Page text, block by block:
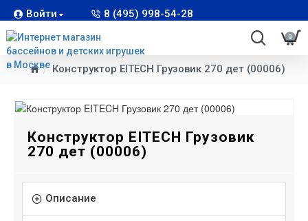
Войти 8 (495) 998-54-28
0
Конструктор EITECH Грузовик 270 дет (00006)
Конструктор EITECH Грузовик
270 дет (00006)
Описание